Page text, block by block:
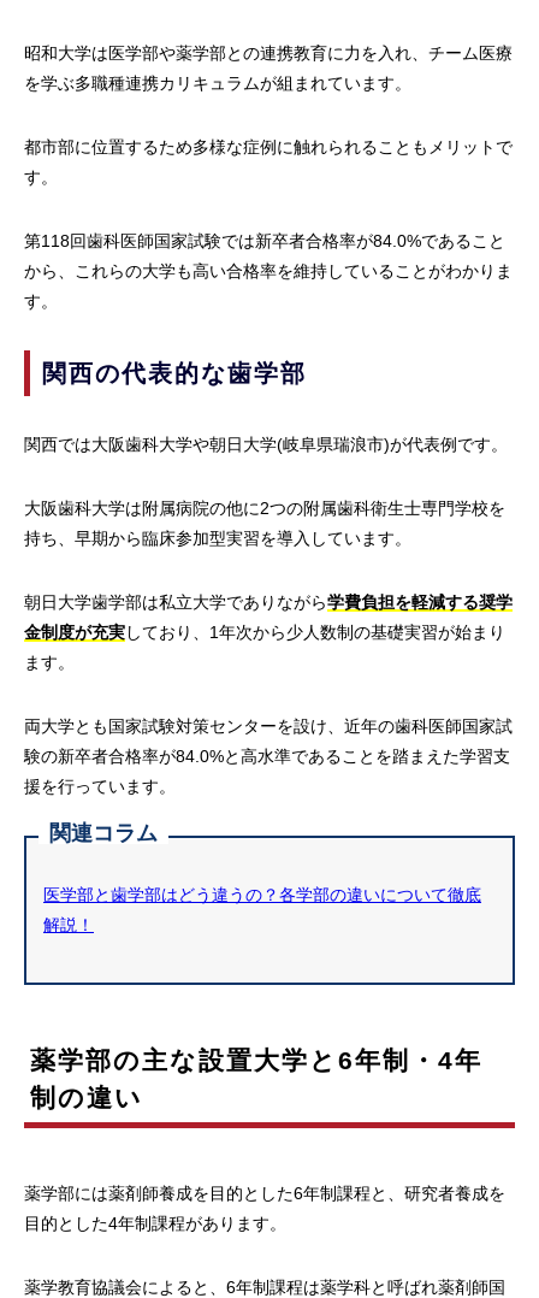
昭和大学は医学部や薬学部との連携教育に力を入れ、チーム医療
を学ぶ多職種連携カリキュラムが組まれています。
都市部に位置するため多様な症例に触れられることもメリットで
す。
第118回歯科医師国家試験では新卒者合格率が84.0%であること
から、これらの大学も高い合格率を維持していることがわかりま
す。
関西の代表的な歯学部
関西では大阪歯科大学や朝日大学(岐阜県瑞浪市)が代表例です。
大阪歯科大学は附属病院の他に2つの附属歯科衛生士専門学校を
持ち、早期から臨床参加型実習を導入しています。
朝日大学歯学部は私立大学でありながら学費負担を軽減する奨学
金制度が充実しており、1年次から少人数制の基礎実習が始まり
ます。
両大学とも国家試験対策センターを設け、近年の歯科医師国家試
験の新卒者合格率が84.0%と高水準であることを踏まえた学習支
援を行っています。
関連コラム
医学部と歯学部はどう違うの？各学部の違いについて徹底
解説！
薬学部の主な設置大学と6年制・4年
制の違い
薬学部には薬剤師養成を目的とした6年制課程と、研究者養成を
目的とした4年制課程があります。
薬学教育協議会によると、6年制課程は薬学科と呼ばれ薬剤師国